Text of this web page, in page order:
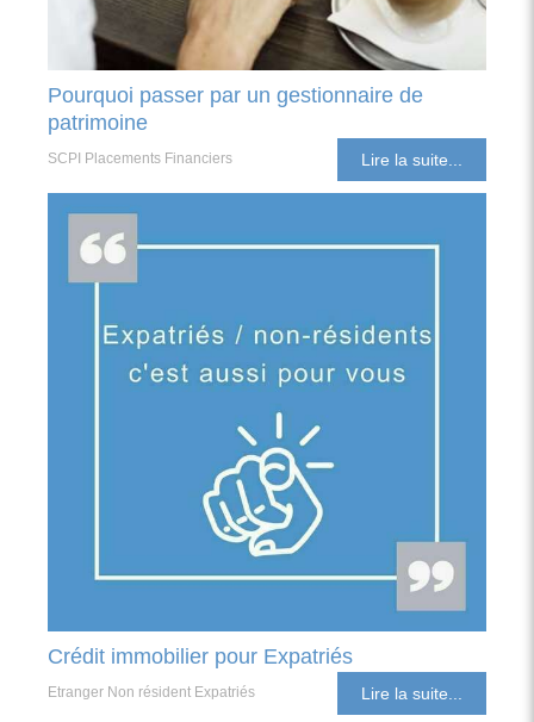
Pourquoi passer par un gestionnaire de
patrimoine
SCPI Placements Financiers Lire la suite...
Crédit immobilier pour Expatriés
Etranger Non résident Expatriés Lire la suite...